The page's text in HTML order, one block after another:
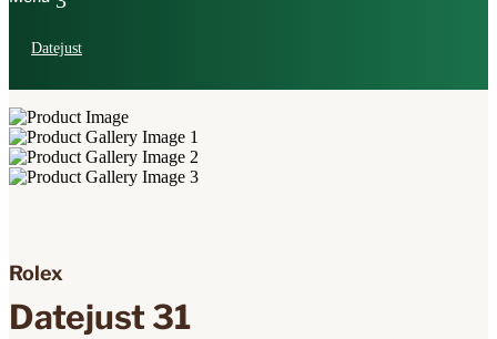
Datejust
Rolex
Datejust 31